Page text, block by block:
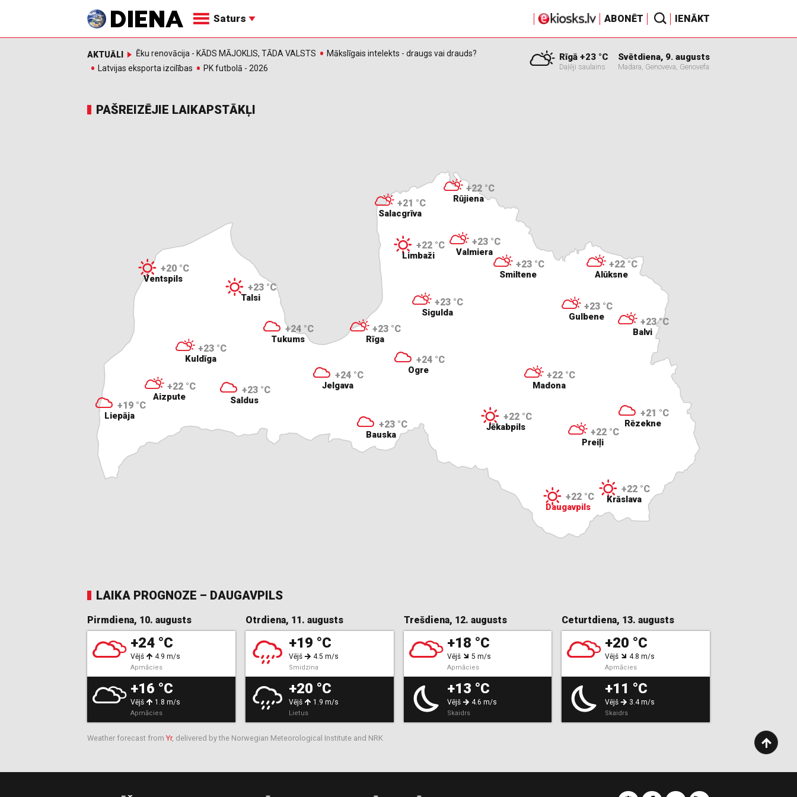
Saturs ABONĒT IENĀKT
AKTUĀLI Ēku renovācija - KĀDS MĀJOKLIS, TĀDA VALSTS
Mākslīgais intelekts - draugs vai drauds?
Latvijas eksporta izcilības
PK futbolā - 2026
Rīgā +23 °C
Daļēji saulains
Svētdiena, 9. augusts
Madara, Genoveva, Genovefa
PAŠREIZĒJIE LAIKAPSTĀKĻI
+23 °C
Rīga
+22 °C
Alūksne
+22 °C
Daugavpils
+24 °C
Jelgava
+19 °C
Liepāja
+22 °C
Madona
+23 °C
Saldus
+23 °C
Valmiera
+20 °C
Ventspils
+22 °C
Aizpute
+23 °C
Kuldīga
+23 °C
Bauska
+24 °C
Ogre
+23 °C
Sigulda
+22 °C
Limbaži
+21 °C
Salacgrīva
+23 °C
Smiltene
+23 °C
Gulbene
+22 °C
Jēkabpils +22 °C
Preiļi
+22 °C
Krāslava
+21 °C
Rēzekne
+23 °C
Balvi
+23 °C
Talsi
+24 °C
Tukums
+22 °C
Rūjiena
LAIKA PROGNOZE – DAUGAVPILS
Pirmdiena, 10. augusts
+24 °C
Vējš 4.9 m/s
Apmācies
+16 °C
Vējš 1.8 m/s
Apmācies
Otrdiena, 11. augusts
+19 °C
Vējš 4.5 m/s
Smidzina
+20 °C
Vējš 1.9 m/s
Lietus
Trešdiena, 12. augusts
+18 °C
Vējš 5 m/s
Apmācies
+13 °C
Vējš 4.6 m/s
Skaidrs
Ceturtdiena, 13. augusts
+20 °C
Vējš 4.8 m/s
Apmācies
+11 °C
Vējš 3.4 m/s
Skaidrs
Weather forecast from Yr, delivered by the Norwegian Meteorological Institute and NRK